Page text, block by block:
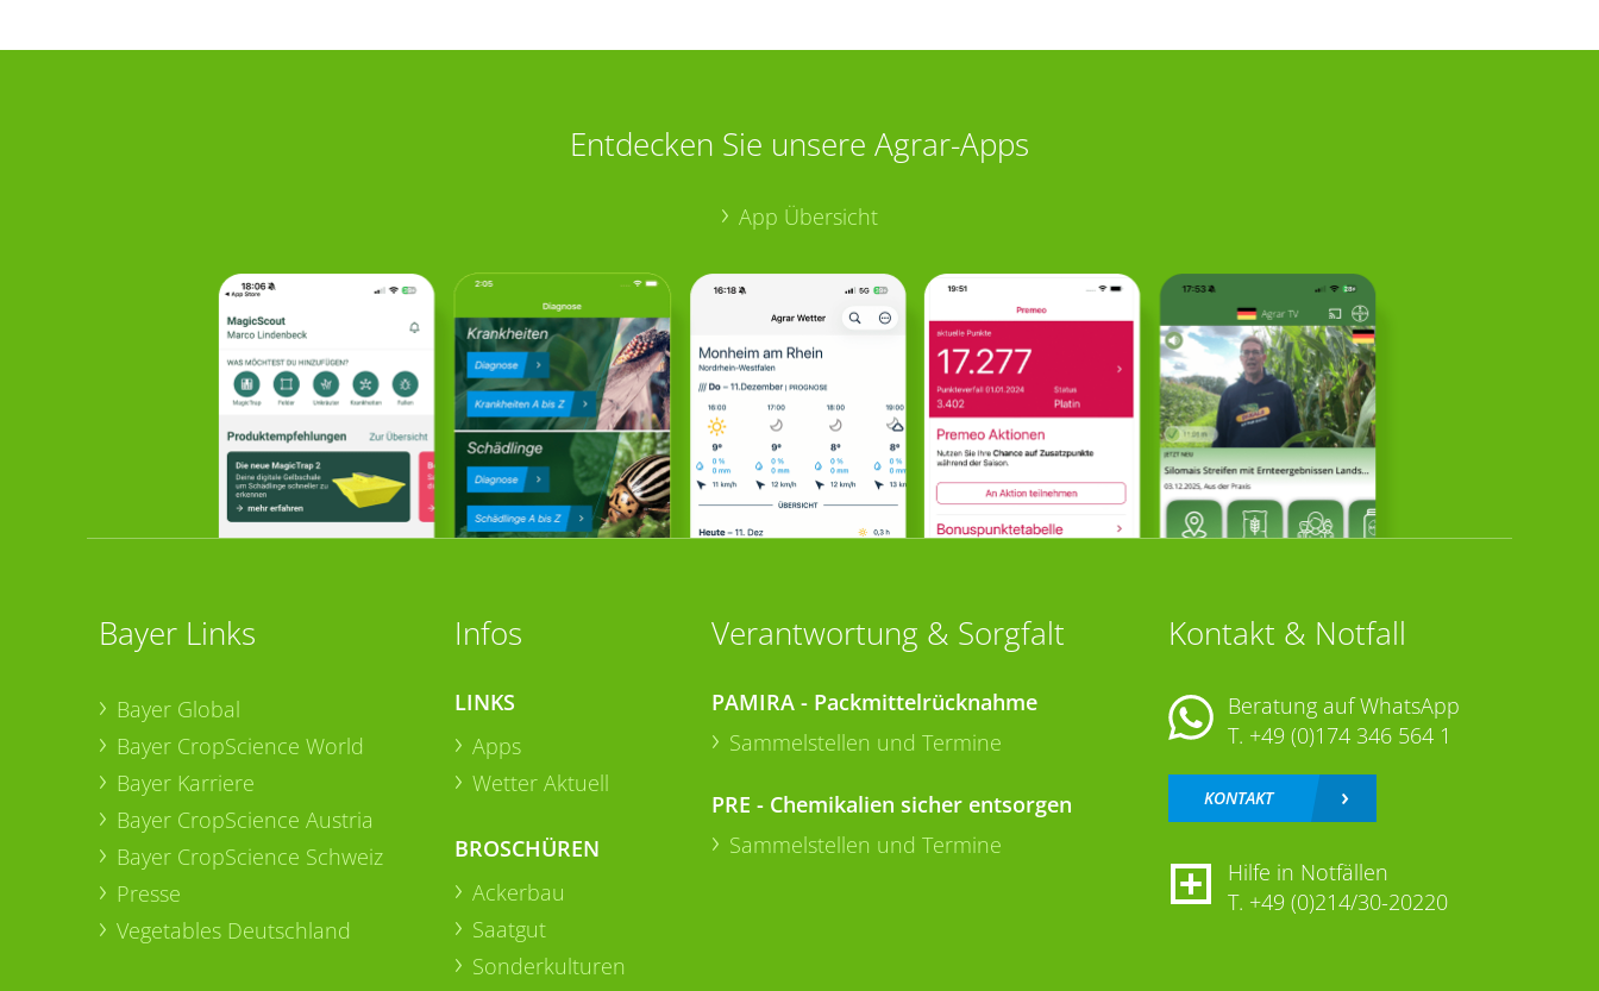
Entdecken Sie unsere Agrar-Apps
App Übersicht
Bayer Links
Bayer Global
Bayer CropScience World
Bayer Karriere
Bayer CropScience Austria
Bayer CropScience Schweiz
Presse
Vegetables Deutschland
Infos
LINKS
Apps
Wetter Aktuell
BROSCHÜREN
Ackerbau
Saatgut
Sonderkulturen
Verantwortung & Sorgfalt
PAMIRA - Packmittelrücknahme
Sammelstellen und Termine
PRE - Chemikalien sicher entsorgen
Sammelstellen und Termine
Kontakt & Notfall
Beratung auf WhatsApp
T. +49 (0)174 346 564 1
KONTAKT
Hilfe in Notfällen
T. +49 (0)214/30-20220